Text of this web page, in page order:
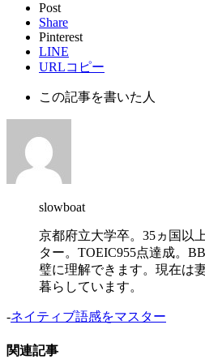
Post
Share
Pinterest
LINE
URLコピー
この記事を書いた人
slowboat
京都府立大学卒。35ヵ国以
ター。TOEIC955点達成。
璧に理解できます。現在は
暮らしています。
-ネイティブ語感をマスター
関連記事